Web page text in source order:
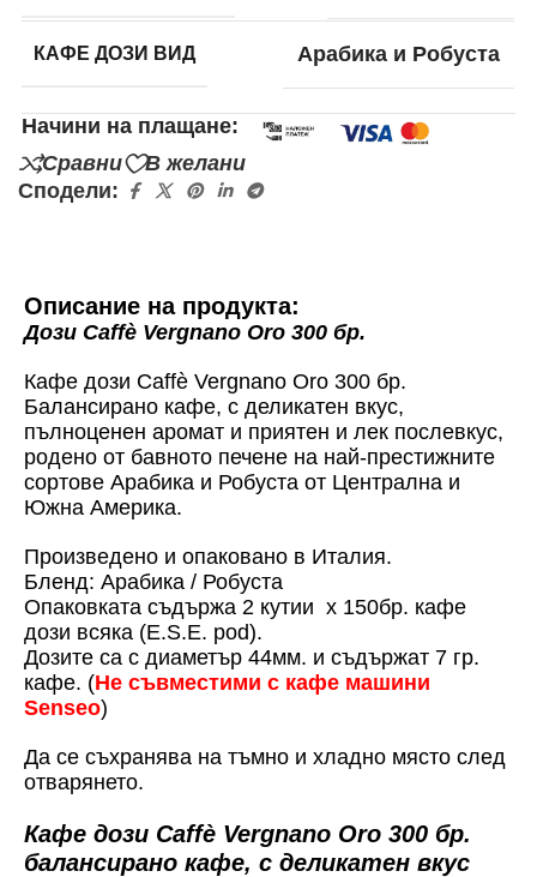
КАФЕ ДОЗИ ВИД Арабика и Робуста
Начини на плащане:
Сравни
В желани
Сподели:
Описание на продукта:
Дози Caffè Vergnano Oro 300 бр.
Кафе дози Caffè Vergnano Oro 300 бр.
Балансирано кафе, с деликатен вкус,
пълноценен аромат и приятен и лек послевкус,
родено от бавното печене на най-престижните
сортове Арабика и Робуста от Централна и
Южна Америка.
Произведено и опаковано в Италия.
Бленд: Арабика / Робуста
Опаковката съдържа 2 кутии x 150бр. кафе
дози всяка (E.S.E. pod).
Дозите са с диаметър 44мм. и съдържат 7 гр.
кафе. (Не съвместими с кафе машини
Senseo)
Да се съхранява на тъмно и хладно място след
отварянето.
Кафе дози Caffè Vergnano Oro 300 бр.
балансирано кафе, с деликатен вкус